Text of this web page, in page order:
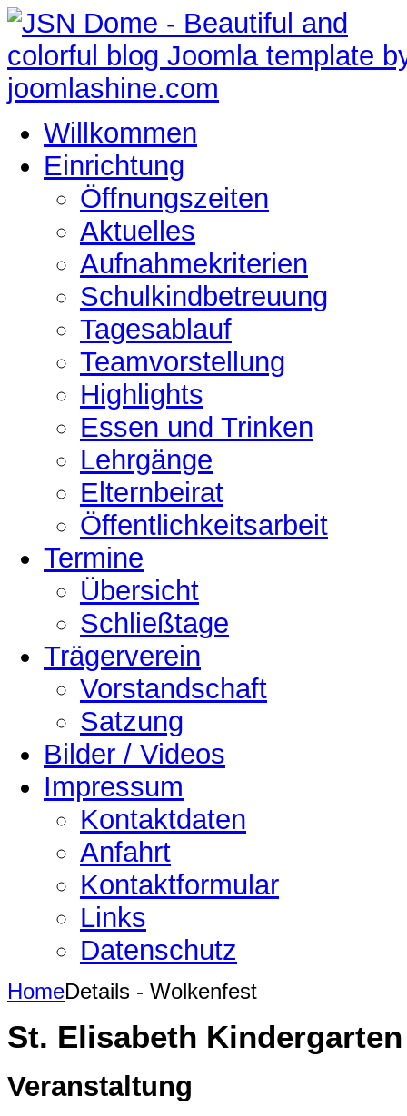
Willkommen
Einrichtung
Öffnungszeiten
Aktuelles
Aufnahmekriterien
Schulkindbetreuung
Tagesablauf
Teamvorstellung
Highlights
Essen und Trinken
Lehrgänge
Elternbeirat
Öffentlichkeitsarbeit
Termine
Übersicht
Schließtage
Trägerverein
Vorstandschaft
Satzung
Bilder / Videos
Impressum
Kontaktdaten
Anfahrt
Kontaktformular
Links
Datenschutz
HomeDetails - Wolkenfest
St. Elisabeth
Veranstaltung